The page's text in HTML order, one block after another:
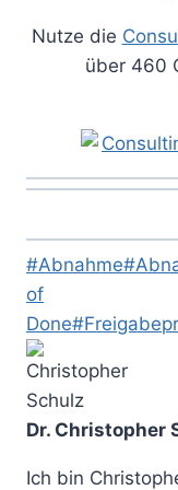
Nutze die
über 460
Schlagworte:
#Abnahme#
of
Done#
Dr. Christopher
Ich bin